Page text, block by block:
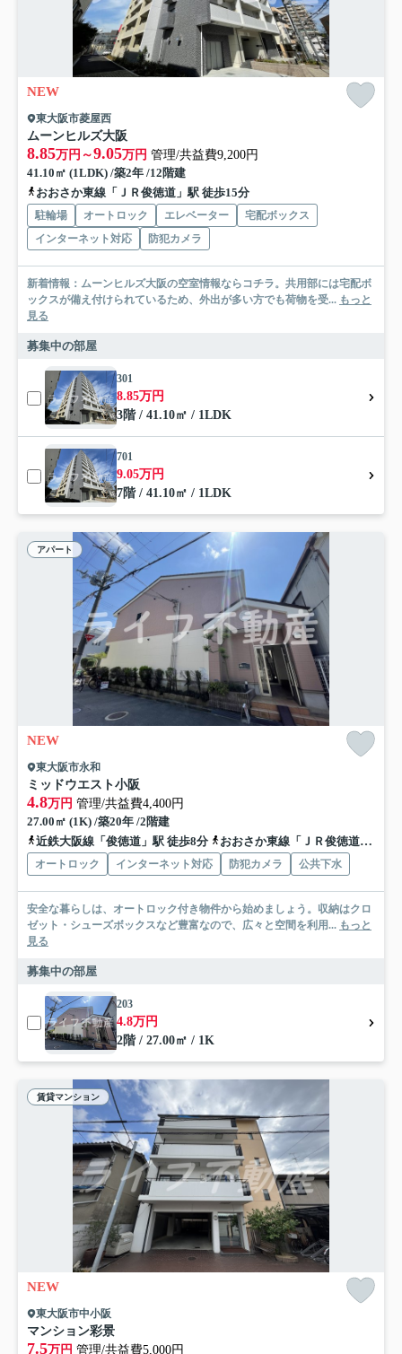
NEW
東大阪市菱屋西
ムーンヒルズ大阪
8.85万円～9.05万円 管理/共益費9,200円
41.10㎡ (1LDK) /築2年 /12階建
おおさか東線「ＪＲ俊徳道」駅 徒歩15分
駐輪場 オートロック エレベーター
宅配ボックス
インターネット対応
防犯カメラ
新着情報：ムーンヒルズ大阪の空室情報ならコチラ。共用部には宅配ボ
ックスが備え付けられているため、外出が多い方でも荷物を受... もっと
見る
募集中の部屋
301
8.85万円
3階 / 41.10㎡ / 1LDK
701
9.05万円
7階 / 41.10㎡ / 1LDK
アパート
NEW
東大阪市永和
ミッドウエスト小阪
4.8万円 管理/共益費4,400円
27.00㎡ (1K) /築20年 /2階建
近鉄大阪線「俊徳道」駅 徒歩8分
おおさか東線「ＪＲ俊徳道」駅 徒歩8分
オートロック インターネット対応 防犯カメラ 公共下水
安全な暮らしは、オートロック付き物件から始めましょう。収納はクロ
ゼット・シューズボックスなど豊富なので、広々と空間を利用... もっと
見る
募集中の部屋
203
4.8万円
2階 / 27.00㎡ / 1K
賃貸マンション
NEW
東大阪市中小阪
マンション彩景
7.5万円 管理/共益費5,000円